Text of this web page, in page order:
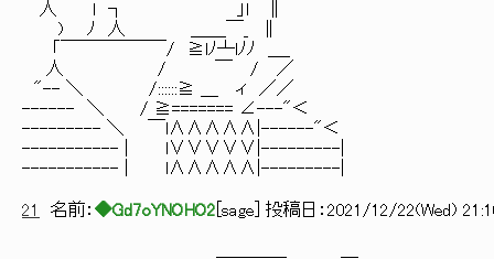
人 l ┐ 」l ∥
) ﾉ 人 ＿＿￣_ ∥
「￣￣￣￣￣￣/ ≧lﾉ┴lﾉﾉ ＿_
人 / ￣ / ／
"-- ＼ /::::::≧ ＿ ィ ／／
------ ＼ / ≧======= ∠---"＜
--------- ＼ ￣l∧∧∧∧∧|------"＜
----------- | l∨∨∨∨∨|---------|
----------- | l∧∧∧∧∧|---------|
21 名前： ◆Gd7oYNOHO2 sage ] 投稿日： 2021/12/22(Wed)